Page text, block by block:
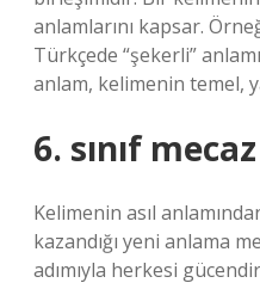
anlamlarını kapsar.
Türkçede “şekerli”
anlam, kelimenin temel,
6. sınıf
Kelimenin asıl
kazandığı yeni anlama
adımıyla herkesi